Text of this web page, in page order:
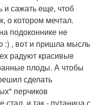
и сажать еще, чтоб
о котором мечтал.
подоконнике не
:) , вот и пришла мысль
радуют красивые
плоды. А чтобы
сделать
перчиков